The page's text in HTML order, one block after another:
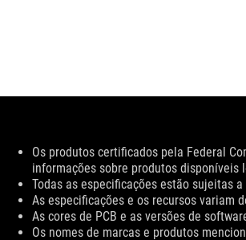
Disclaimer
Os produtos certificados pela Federal
informações sobre produtos disponíveis
Todas as especificações estão sujeitas
As especificações e os recursos variam
As cores de PCB e as versões de
Os nomes de marcas e produtos